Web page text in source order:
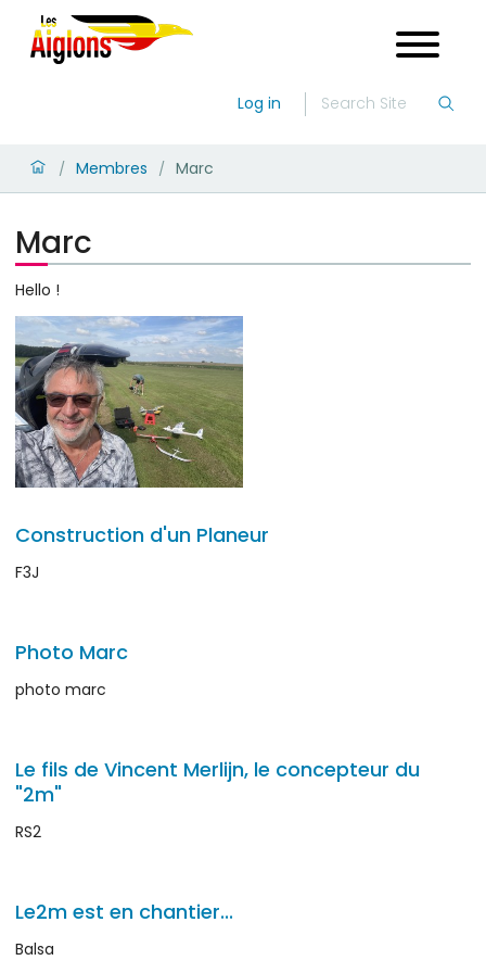
Log in
/ Membres / Marc
Marc
Hello !
Construction d'un Planeur
F3J
Photo Marc
photo marc
Le fils de Vincent Merlijn, le concepteur du
"2m"
RS2
Le2m est en chantier...
Balsa